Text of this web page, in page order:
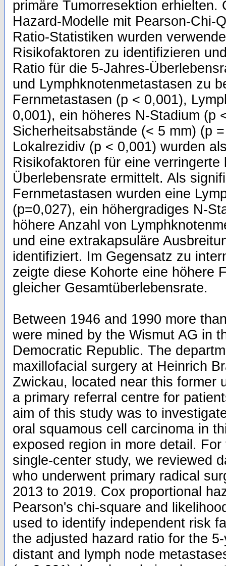
primäre Tumorresektion erhielten.
Hazard-Modelle mit Pearson-Chi-
Ratio-Statistiken wurden
Risikofaktoren zu identifizieren
Ratio für die 5-Jahres-
und Lymphknotenmetastasen zu
Fernmetastasen (p < 0,001),
0,001), ein höheres N-Stadium (p
Sicherheitsabstände (< 5 mm) (p
Lokalrezidiv (p < 0,001) wurden
Risikofaktoren für eine
Überlebensrate ermittelt. Als
Fernmetastasen wurden eine
(p=0,027), ein höhergradiges N-
höhere Anzahl von
und eine extrakapsuläre
identifiziert. Im Gegensatz zu
zeigte diese Kohorte eine höhere
gleicher Gesamtüberlebensrate.
Between 1946 and 1990 more
were mined by the Wismut AG in
Democratic Republic. The
maxillofacial surgery at Heinrich
Zwickau, located near this former
a primary referral centre for
aim of this study was to
oral squamous cell carcinoma in
exposed region in more detail.
single-center study, we reviewed
who underwent primary radical
2013 to 2019. Cox proportional
Pearson's chi-square and
used to identify independent risk
the adjusted hazard ratio for the
distant and lymph node